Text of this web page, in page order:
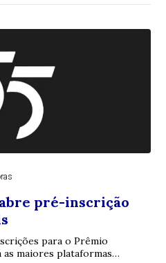
pré-inscrição
para o Prêmio
maiores plataformas